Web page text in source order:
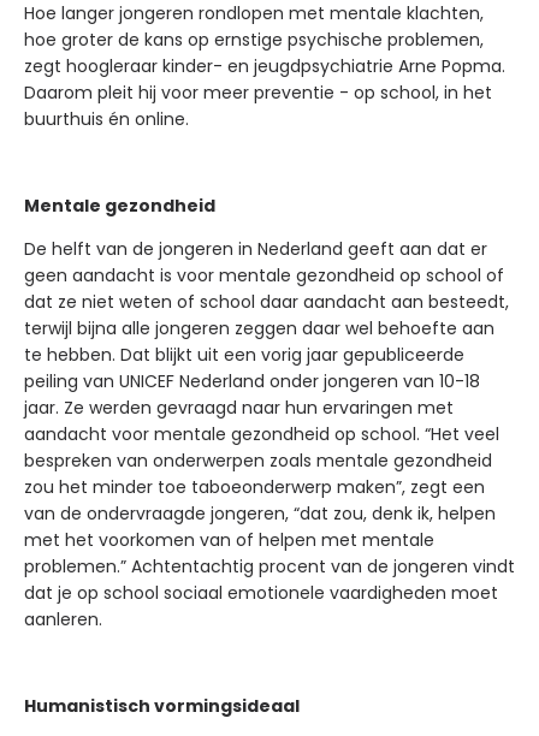
Hoe langer jongeren rondlopen met mentale klachten,
hoe groter de kans op ernstige psychische problemen,
zegt hoogleraar kinder- en jeugdpsychiatrie Arne Popma.
Daarom pleit hij voor meer preventie - op school, in het
buurthuis én online.
Mentale gezondheid
De helft van de jongeren in Nederland geeft aan dat er
geen aandacht is voor mentale gezondheid op school of
dat ze niet weten of school daar aandacht aan besteedt,
terwijl bijna alle jongeren zeggen daar wel behoefte aan
te hebben. Dat blijkt uit een vorig jaar gepubliceerde
peiling van UNICEF Nederland onder jongeren van 10-18
jaar. Ze werden gevraagd naar hun ervaringen met
aandacht voor mentale gezondheid op school. “Het veel
bespreken van onderwerpen zoals mentale gezondheid
zou het minder toe taboeonderwerp maken”, zegt een
van de ondervraagde jongeren, “dat zou, denk ik, helpen
met het voorkomen van of helpen met mentale
problemen.” Achtentachtig procent van de jongeren vindt
dat je op school sociaal emotionele vaardigheden moet
aanleren.
Humanistisch vormingsideaal